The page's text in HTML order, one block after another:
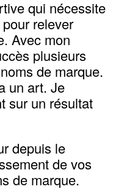
qui nécessite
relever
Avec mon
plusieurs
de marque.
un art. Je
sur un résultat
depuis le
de vos
de marque.